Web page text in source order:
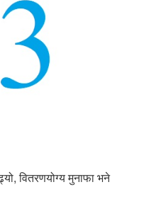
वितरणयोग्य मुनाफा भने